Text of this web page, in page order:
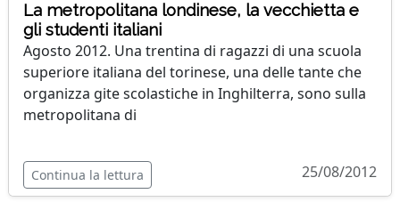
La metropolitana londinese, la vecchietta e
gli studenti italiani
Agosto 2012. Una trentina di ragazzi di una scuola
superiore italiana del torinese, una delle tante che
organizza gite scolastiche in Inghilterra, sono sulla
metropolitana di
Continua la lettura 25/08/2012